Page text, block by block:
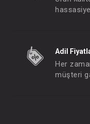
Adil
Her
müşteri